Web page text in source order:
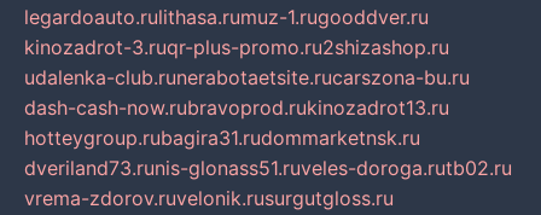
legardoauto.rulithasa.rumuz-1.rugooddver.ru
kinozadrot-3.ruqr-plus-promo.ru2shizashop.ru
udalenka-club.runerabotaetsite.rucarszona-bu.ru
dash-cash-now.rubravoprod.rukinozadrot13.ru
hotteygroup.rubagira31.rudommarketnsk.ru
dveriland73.runis-glonass51.ruveles-doroga.rutb02.ru
vrema-zdorov.ruvelonik.rusurgutgloss.ru